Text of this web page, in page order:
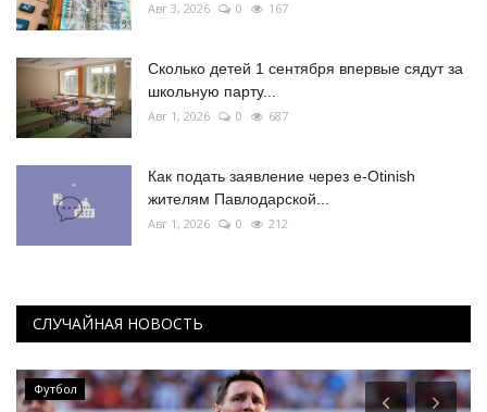
Авг 3, 2026 0 167
Сколько детей 1 сентября впервые сядут за
школьную парту...
Авг 1, 2026 0 687
Как подать заявление через e-Otinish
жителям Павлодарской...
Авг 1, 2026 0 212
СЛУЧАЙНАЯ НОВОСТЬ
Футбол